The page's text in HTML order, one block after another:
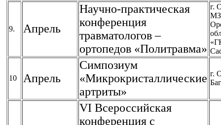
9. Апрель
Научно-практическая
конференция
травматологов –
ортопедов «Политравма»
г.
МЗ
10 Апрель
Симпозиум
«Микрокристаллические
артриты»
г.
VI Всероссийская
конференция с